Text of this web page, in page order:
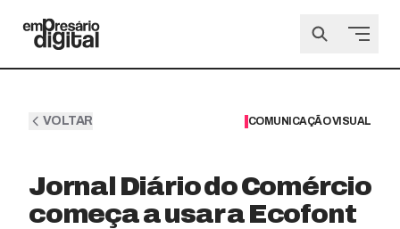
VOLTAR COMUNICAÇÃO VISUAL
Jornal Diário do Comércio
começa a usar a Ecofont